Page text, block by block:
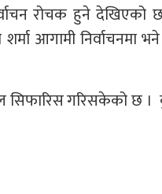
रोचक हुने देखिएको
आगामी निर्वाचनमा
सिफारिस गरिसकेको छ